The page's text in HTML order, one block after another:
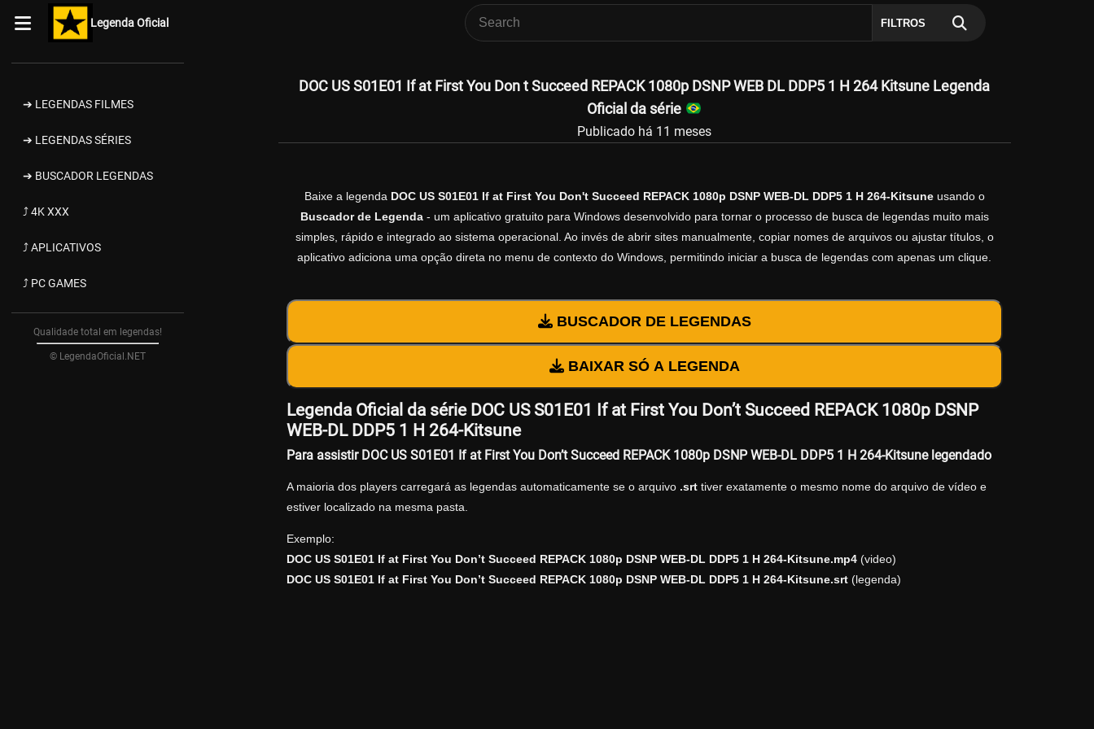
Legenda Oficial FILTROS
➔ LEGENDAS FILMES
➔ LEGENDAS SÉRIES
➔ BUSCADOR LEGENDAS
⤴ 4K XXX
⤴ APLICATIVOS
⤴ PC GAMES
Qualidade total em legendas!
© LegendaOficial.NET
DOC US S01E01 If at First You Don t Succeed REPACK 1080p DSNP WEB DL DDP5 1 H 264 Kitsune Legenda
Oficial da série
Publicado há 11 meses
Baixe a legenda DOC US S01E01 If at First You Don't Succeed REPACK 1080p DSNP WEB-DL DDP5 1 H 264-Kitsuneusando o
Buscador de Legenda- um aplicativo gratuito para Windows desenvolvido para tornar o processo de busca de legendas muito mais
simples, rápido e integrado ao sistema operacional. Ao invés de abrir sites manualmente, copiar nomes de arquivos ou ajustar títulos, o
aplicativo adiciona uma opção direta no menu de contexto do Windows, permitindo iniciar a busca de legendas com apenas um clique.
BUSCADOR DE LEGENDAS
BAIXAR SÓ A LEGENDA
Legenda Oficial da série DOC US S01E01 If at First You Don’t Succeed REPACK 1080p DSNP
WEB-DL DDP5 1 H 264-Kitsune
Para assistir DOC US S01E01 If at First You Don’t Succeed REPACK 1080p DSNP WEB-DL DDP5 1 H 264-Kitsune legendado
A maioria dos players carregará as legendas automaticamente se o arquivo .srttiver exatamente o mesmo nome do arquivo de vídeo e
estiver localizado na mesma pasta.
Exemplo:
DOC US S01E01 If at First You Don’t Succeed REPACK 1080p DSNP WEB-DL DDP5 1 H 264-Kitsune.mp4(video)
DOC US S01E01 If at First You Don’t Succeed REPACK 1080p DSNP WEB-DL DDP5 1 H 264-Kitsune.srt(legenda)